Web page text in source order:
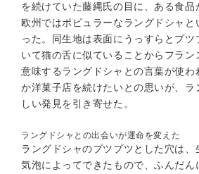
を続けていた藤縄氏の目に、ある食品
欧州ではポピュラーなラングドシャと
った。同生地は表面にうっすらとプツ
いて猫の舌に似ていることからフラン
意味するラングドシャとの言葉が使わ
か洋菓子店を続けたいとの思いが、ラ
しい発見を引き寄せた。
ラングドシャとの出会いが運命を変えた
ラングドシャのプツプツとした穴は、
気泡によってできたもので、ふんだん